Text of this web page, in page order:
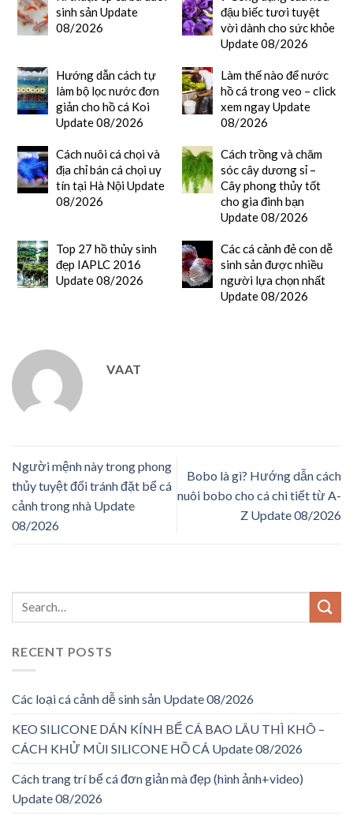
sinh sản Update
08/2026
đậu biếc tươi tuyệt
vời dành cho sức khỏe
Update 08/2026
Hướng dẫn cách tự
làm bộ lọc nước đơn
giản cho hồ cá Koi
Update 08/2026
Làm thế nào để nước
hồ cá trong veo – click
xem ngay Update
08/2026
Cách nuôi cá chọi và
địa chỉ bán cá chọi uy
tín tại Hà Nội Update
08/2026
Cách trồng và chăm
sóc cây dương sỉ –
Cây phong thủy tốt
cho gia đình bạn
Update 08/2026
Top 27 hồ thủy sinh
đẹp IAPLC 2016
Update 08/2026
Các cá cảnh đẻ con dễ
sinh sản được nhiều
người lựa chọn nhất
Update 08/2026
VAAT
Người mệnh này trong phong
thủy tuyệt đối tránh đặt bể cá
cảnh trong nhà Update
08/2026
Bobo là gì? Hướng dẫn cách
nuôi bobo cho cá chi tiết từ A-
Z Update 08/2026
RECENT POSTS
Các loại cá cảnh dễ sinh sản Update 08/2026
KEO SILICONE DÁN KÍNH BỂ CÁ BAO LÂU THÌ KHÔ –
CÁCH KHỬ MÙI SILICONE HỒ CÁ Update 08/2026
Cách trang trí bể cá đơn giản mà đẹp (hình ảnh+video)
Update 08/2026